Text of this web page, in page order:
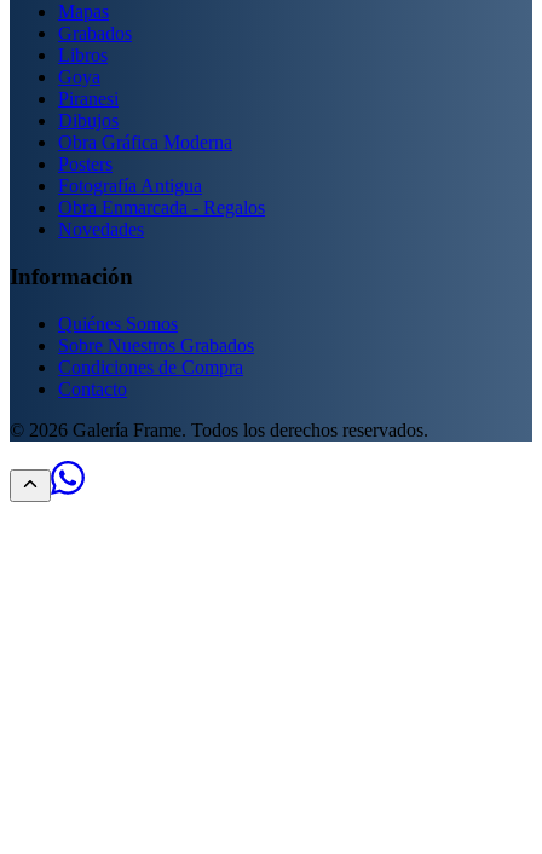
Mapas
Grabados
Libros
Goya
Piranesi
Dibujos
Obra Gráfica Moderna
Posters
Fotografía Antigua
Obra Enmarcada - Regalos
Novedades
Información
Quiénes Somos
Sobre Nuestros Grabados
Condiciones de Compra
Contacto
© 2026 Galería Frame. Todos los derechos reservados.